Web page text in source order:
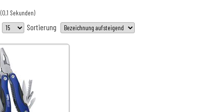
(0,1 Sekunden)
Sortierung